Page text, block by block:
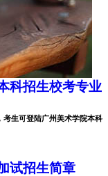
科招生校考专业
考生可登陆广州美术学院本科
试招生简章